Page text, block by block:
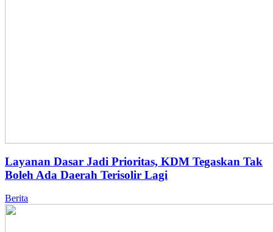
Layanan Dasar Jadi Prioritas, KDM Tegaskan Tak
Boleh Ada Daerah Terisolir Lagi
Berita